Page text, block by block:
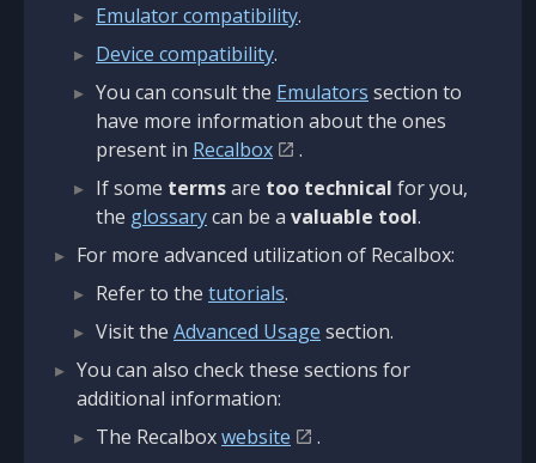
Emulator compatibility.
Device compatibility.
You can consult the Emulators section to
have more information about the ones
present in Recalbox
.
If some termsare too technical for you,
the glossarycan be a valuable tool.
For more advanced utilization of Recalbox:
Refer to the tutorials.
Visit the Advanced Usage section.
You can also check these sections for
additional information:
The Recalboxwebsite
.